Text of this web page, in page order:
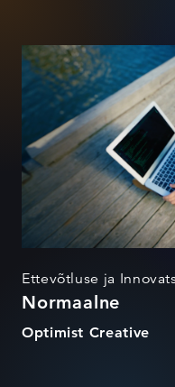
Ettevõtluse ja
Normaalne
Optimist Creative